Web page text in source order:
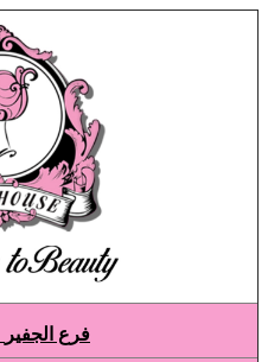
Juffair فرع الجفير